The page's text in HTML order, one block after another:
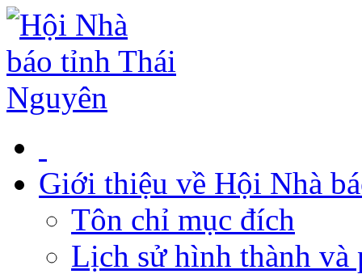
Giới thiệu về Hội Nhà
Tôn chỉ mục đích
Lịch sử hình thành và